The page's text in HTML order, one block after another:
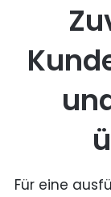
Für eine